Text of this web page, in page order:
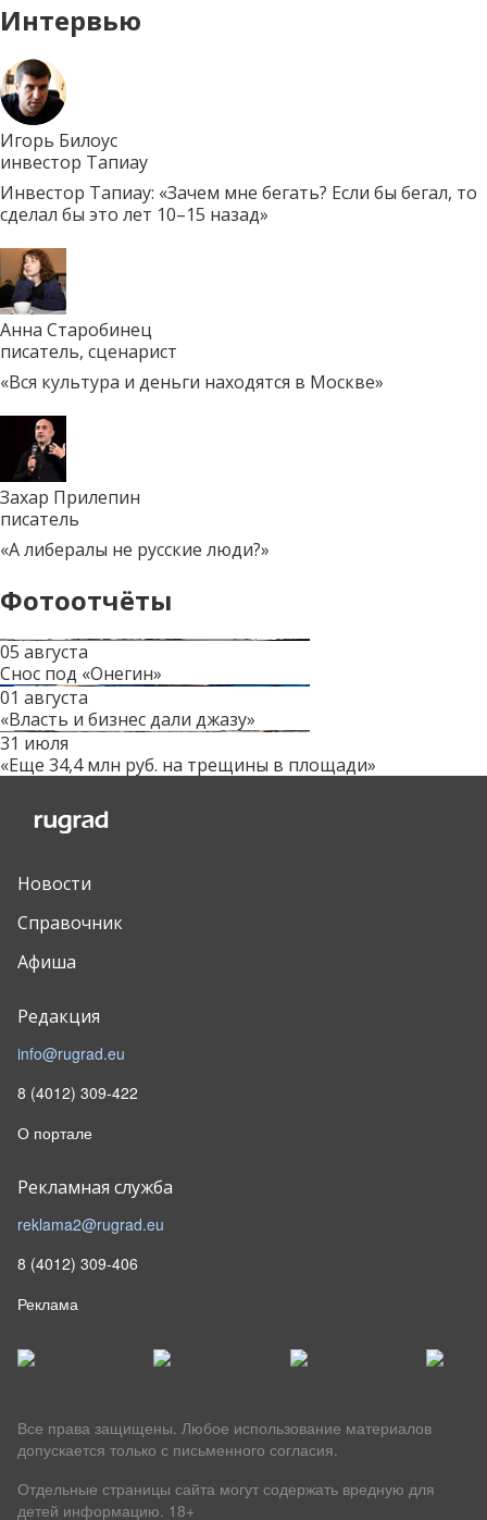
Интервью
Игорь Билоус
инвестор Тапиау
Инвестор Тапиау: «Зачем мне бегать? Если бы бегал, то
сделал бы это лет 10–15 назад»
Анна Старобинец
писатель, сценарист
«Вся культура и деньги находятся в Москве»
Захар Прилепин
писатель
«А либералы не русские люди?»
Фотоотчёты
05 августа
Снос под «Онегин»
01 августа
«Власть и бизнес дали джазу»
31 июля
«Еще 34,4 млн руб. на трещины в площади»
Новости
Справочник
Афиша
Редакция
info@rugrad.eu
8 (4012) 309-422
О портале
Рекламная служба
reklama2@rugrad.eu
8 (4012) 309-406
Реклама
Все права защищены. Любое использование материалов
допускается только с письменного согласия.
Отдельные страницы сайта могут содержать вредную для
детей информацию. 18+